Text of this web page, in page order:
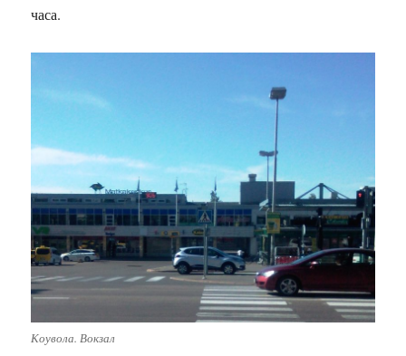
часа.
Коувола. Вокзал